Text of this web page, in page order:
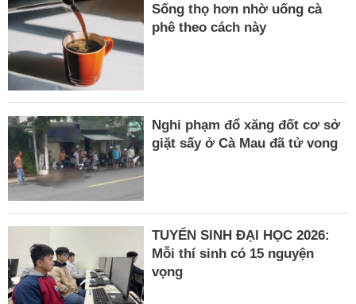
Sống thọ hơn nhờ uống cà
phê theo cách này
Nghi phạm đổ xăng đốt cơ sở
giặt sấy ở Cà Mau đã tử vong
TUYỂN SINH ĐẠI HỌC 2026:
Mỗi thí sinh có 15 nguyện
vọng